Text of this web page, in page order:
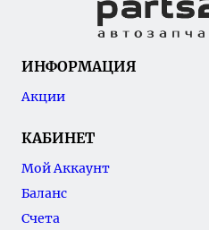
ИНФОРМАЦИЯ
Акции
КАБИНЕТ
Мой Аккаунт
Баланс
Счета